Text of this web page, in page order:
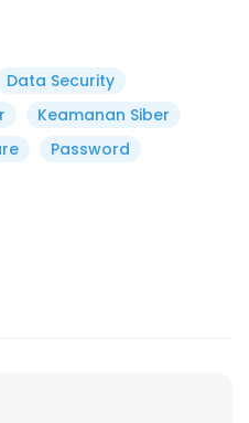
Data Security
Keamanan Siber
Password